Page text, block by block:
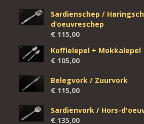
Sardienschep /
d’oeuvreschep
€ 115,00
Koffielepel + Mokkalepel
€ 105,00
Belegvork / Zuurvork
€ 115,00
Sardienvork / Hors-
€ 135,00